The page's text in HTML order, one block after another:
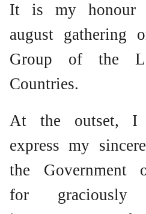
It is my honour
august gathering
Group of the
Countries.
At the outset,
express my
the Government
for